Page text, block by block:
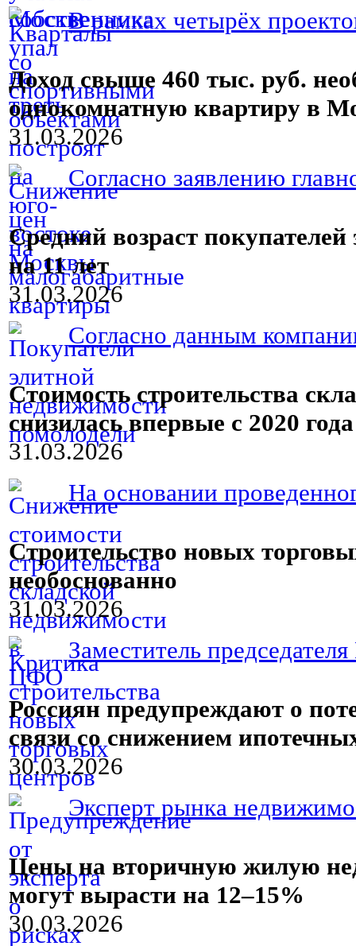
В рамках четырёх
Доход свыше 460 тыс. руб.
однокомнатную квартиру в
31.03.2026
Согласно заявлению
Средний возраст
на 11 лет
31.03.2026
Согласно данным
Стоимость строительства
снизилась впервые с 2020 года
31.03.2026
На основании
Строительство новых
необоснованно
31.03.2026
Заместитель
Россиян предупреждают о
связи со снижением
30.03.2026
Эксперт рынка
Цены на вторичную жилую
могут вырасти на 12–15%
30.03.2026